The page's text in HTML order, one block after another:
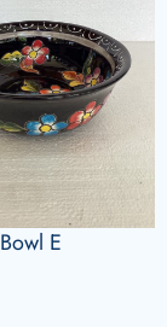
Bowl E